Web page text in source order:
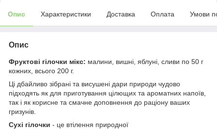
Опис Характеристики Доставка Оплата Умови
Опис
Фруктові гілочки мікс: малини, вишні, яблуні, сливи по 50 г
кожних, всього 200 г.
Ці дбайливо зібрані та висушені дари природи чудово
підходять як для приготування цілющих та ароматних напоїв,
так і як корисне та смачне доповнення до раціону ваших
гризунів.
Сухі гілочки - це втілення природної